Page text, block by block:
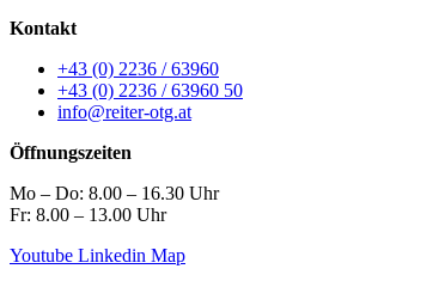
Kontakt
+43 (0) 2236 / 63960
+43 (0) 2236 / 63960 50
info@reiter-otg.at
Öffnungszeiten
Mo – Do: 8.00 – 16.30 Uhr
Fr: 8.00 – 13.00 Uhr
Youtube Linkedin Map